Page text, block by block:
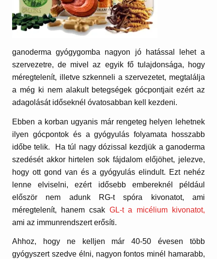
ganoderma gyógygomba nagyon jó hatással lehet a
szervezetre, de mivel az egyik fő tulajdonsága, hogy
méregtelenít, illetve szkenneli a szervezetet, megtalálja
a még ki nem alakult betegségek gócpontjait ezért az
adagolását időseknél óvatosabban kell kezdeni.
Ebben a korban ugyanis már rengeteg helyen lehetnek
ilyen gócpontok és a gyógyulás folyamata hosszabb
időbe telik. Ha túl nagy dózissal kezdjük a ganoderma
szedését akkor hirtelen sok fájdalom előjöhet, jelezve,
hogy ott gond van és a gyógyulás elindult. Ezt nehéz
lenne elviselni, ezért idősebb embereknél például
először nem adunk RG-t spóra kivonatot, ami
méregtelenít, hanem csak GL-t a micélium kivonatot,
ami az immunrendszert erősíti.
Ahhoz, hogy ne kelljen már 40-50 évesen több
gyógyszert szedve élni, nagyon fontos minél hamarabb,